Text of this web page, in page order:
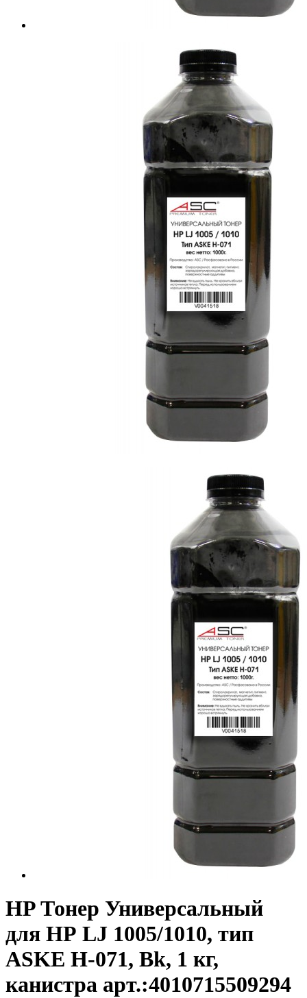
HP Тонер Универсальный
для НР LJ 1005/1010, тип
ASKE H-071, Bk, 1 кг,
канистра арт.:4010715509294